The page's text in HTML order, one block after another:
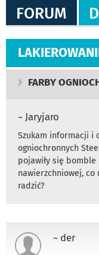
FORUM
FARBY
~ Jaryjaro
Szukam informacji i
ogniochronnych
pojawiły się
nawierzchniowej, co
radzić?
~ der